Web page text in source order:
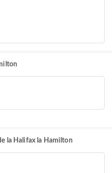
la Halifax la Hamilton